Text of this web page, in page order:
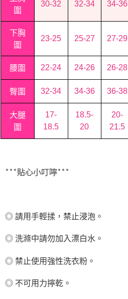
圍
30-32 32-34 34-36
下胸
圍
23-25 25-27 27-29
腰圍 22-24 24-26 26-28
臀圍 32-34 34-36 36-38
大腿
圍
17-
18.5
18.5-
20
20-
21.5
***貼心小叮嚀***
◎請用手輕揉，禁止浸泡。
◎洗滌中請勿加入漂白水。
◎禁止使用強性洗衣粉。
◎ 不可用力擰乾。